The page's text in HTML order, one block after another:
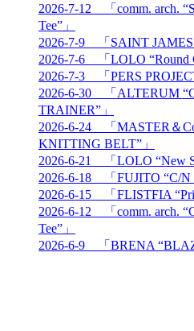
2026-7-12 「comm. arch.
Tee”」
2026-7-9 「SAINT JAMES
2026-7-6 「LOLO “Round
2026-7-3 「PERS
2026-6-30 「ALTERUM
TRAINER”」
2026-6-24 「MASTER＆
KNITTING BELT”」
2026-6-21 「LOLO “New
2026-6-18 「FUJITO “C/N
2026-6-15 「FLISTFIA
2026-6-12 「comm. arch.
Tee”」
2026-6-9 「BRENA